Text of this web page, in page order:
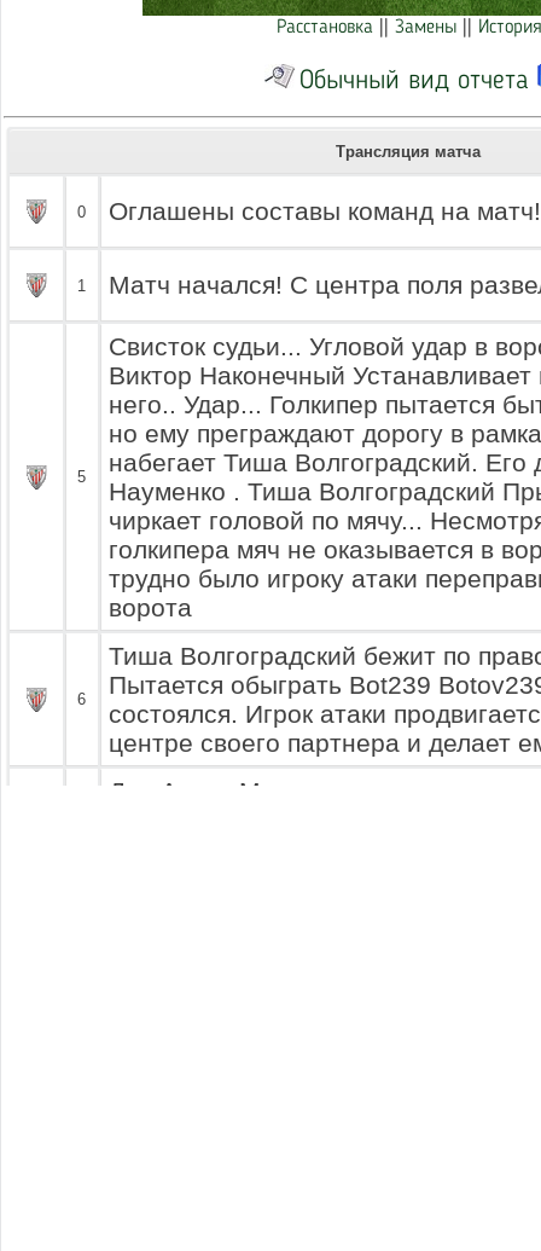
Расстановка Замены
Обычный вид отчета
Трансляция матча
0 Оглашены составы команд на матч!
1 Матч начался! С центра поля
5
Свисток судьи... Угловой удар в
Виктор Наконечный Устанавливает
него.. Удар... Голкипер пытается
но ему преграждают дорогу в
набегает Тиша Волгоградский.
Науменко . Тиша Волгоградский
чиркает головой по мячу...
голкипера мяч не оказывается в
трудно было игроку атаки
ворота
6
Тиша Волгоградский бежит по
Пытается обыграть Bot239
состоялся. Игрок атаки
центре своего партнера и делает
Для Артур Мирошниченко созданы